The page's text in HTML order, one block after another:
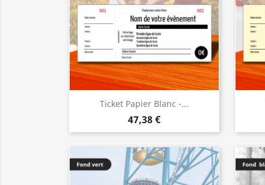
Ticket Papier Blanc -...
47,38 €